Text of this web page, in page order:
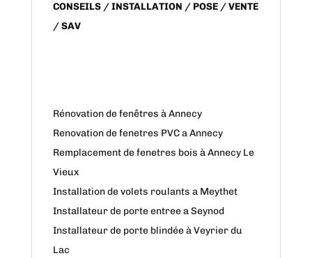
CONSEILS / INSTALLATION / POSE / VENTE
/ SAV
Rénovation de fenêtres à Annecy
Renovation de fenetres PVC a Annecy
Remplacement de fenetres bois à Annecy Le
Vieux
Installation de volets roulants a Meythet
Installateur de porte entree a Seynod
Installateur de porte blindée à Veyrier du
Lac